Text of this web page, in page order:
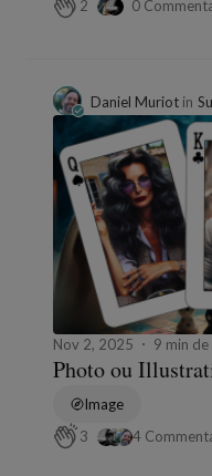
2 0
Daniel Muriot in
Nov 2, 2025 9 min
Photo ou
Image
3
4